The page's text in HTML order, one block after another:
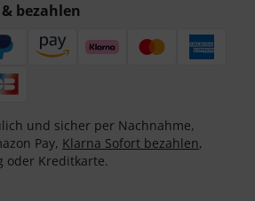
bezahlen
und sicher per Nachnahme,
Pay, Klarna Sofort bezahlen,
oder Kreditkarte.